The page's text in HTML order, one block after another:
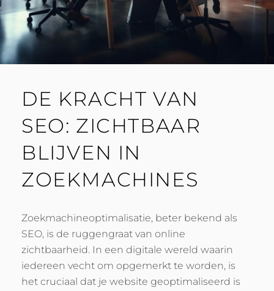
DE KRACHT VAN
SEO: ZICHTBAAR
BLIJVEN IN
ZOEKMACHINES
Zoekmachineoptimalisatie, beter bekend als
SEO, is de ruggengraat van online
zichtbaarheid. In een digitale wereld waarin
iedereen vecht om opgemerkt te worden, is
het cruciaal dat je website geoptimaliseerd is